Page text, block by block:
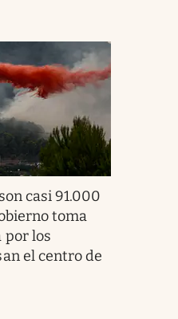
casi 91.000
toma
por los
el centro de